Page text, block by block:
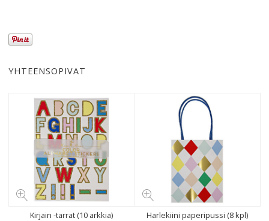
YHTEENSOPIVAT
Kirjain -tarrat (10 arkkia)
Harlekiini paperipussi (8 kpl)